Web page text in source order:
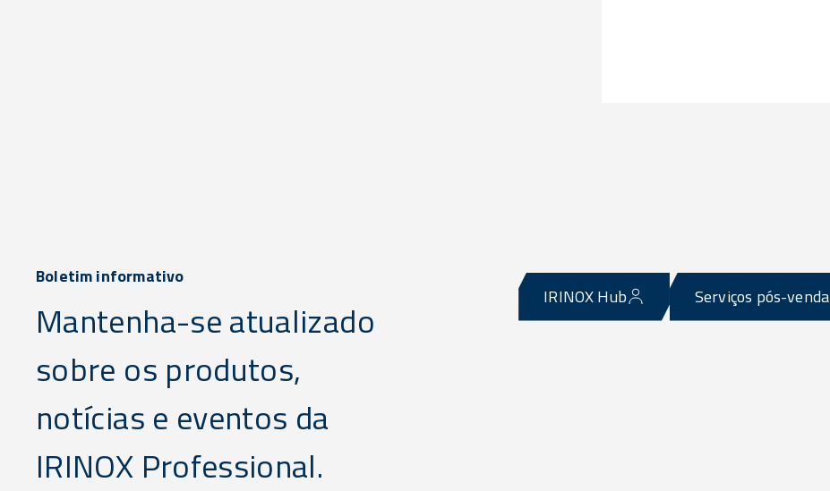
Boletim informativo
Mantenha-se atualizado
sobre os produtos,
notícias e eventos da
IRINOX Professional.
IRINOX Hub Serviços pós-venda